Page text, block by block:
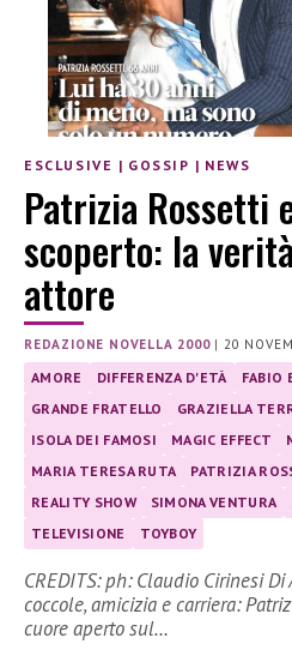
ESCLUSIVE | GOSSIP | NEWS
Patrizia Rossetti
scoperto: la
attore
REDAZIONE NOVELLA 2000| 20
AMORE DIFFERENZA D'ETÀ FABIO
GRANDE FRATELLO
GRAZIELLA
ISOLA DEI FAMOSI
MAGIC EFFECT
MARIA TERESA RUTA
PATRIZIA
REALITY SHOW
SIMONA VENTURA
TELEVISIONE
TOYBOY
CREDITS: ph: Claudio Cirinesi Di
coccole, amicizia e carriera:
cuore aperto sul…